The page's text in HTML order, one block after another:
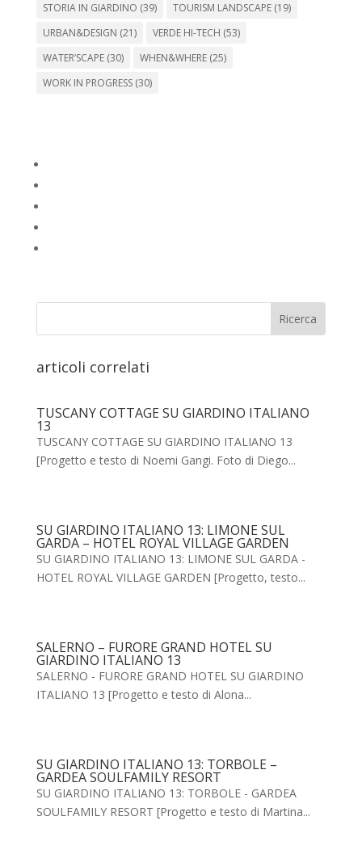
STORIA IN GIARDINO (39) TOURISM LANDSCAPE(19)
URBAN&DESIGN (21) VERDE HI-TECH (53)
WATER’SCAPE(30) WHEN&WHERE(25)
WORK IN PROGRESS(30)
articoli correlati
TUSCANY COTTAGE SU GIARDINO ITALIANO
13
TUSCANY COTTAGE SU GIARDINO ITALIANO 13
[Progetto e testo di Noemi Gangi. Foto di Diego...
SU GIARDINO ITALIANO 13: LIMONE SUL
GARDA – HOTEL ROYAL VILLAGE GARDEN
SU GIARDINO ITALIANO 13: LIMONE SUL GARDA -
HOTEL ROYAL VILLAGE GARDEN [Progetto, testo...
SALERNO – FURORE GRAND HOTEL SU
GIARDINO ITALIANO 13
SALERNO - FURORE GRAND HOTEL SU GIARDINO
ITALIANO 13 [Progetto e testo di Alona...
SU GIARDINO ITALIANO 13: TORBOLE –
GARDEA SOULFAMILY RESORT
SU GIARDINO ITALIANO 13: TORBOLE - GARDEA
SOULFAMILY RESORT [Progetto e testo di Martina...